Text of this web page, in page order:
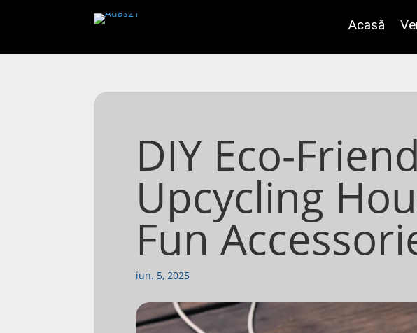
Acasă
DIY Eco-
Upcycling
Fun
iun. 5, 2025